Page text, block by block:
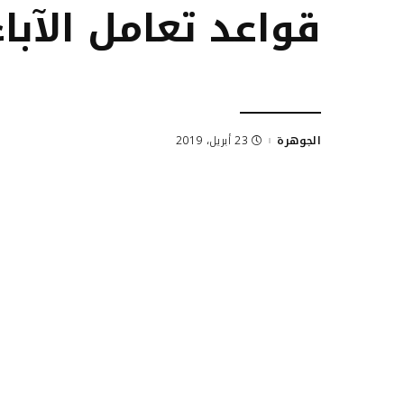
قواعد تعامل
Posted
الجوهرة 23 أبريل، 2019